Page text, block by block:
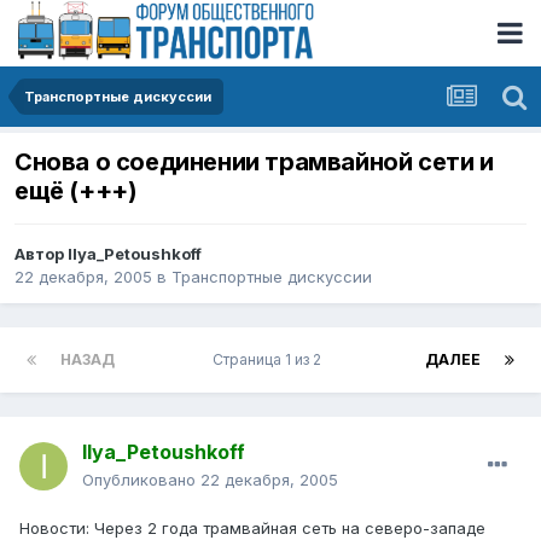
Транспортные дискуссии
Снова о соединении трамвайной сети и
ещё (+++)
Автор Ilya_Petoushkoff
22 декабря, 2005 в Транспортные дискуссии
НАЗАД ДАЛЕЕ
Страница 1 из 2
Ilya_Petoushkoff
Опубликовано 22 декабря, 2005
Новости: Через 2 года трамвайная сеть на северо-западе